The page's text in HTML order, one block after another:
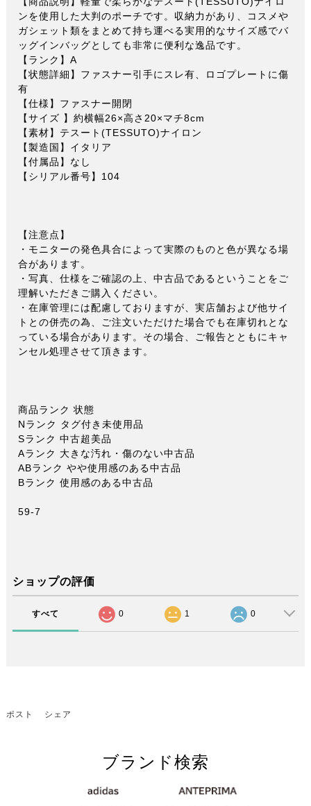
ンを使用した大判のポーチです。収納力があり、コスメや
ガシェット類をまとめて持ち運べる実用的なサイズ感でバ
ッグインバッグとしても非常に便利な逸品です。
【ランク】A
【状態詳細】ファスナー引手にスレ有、ロゴプレートに傷
有
【仕様】ファスナー開閉
【サイズ 】約横幅26×高さ20×マチ8cm
【素材】テスート(TESSUTO)ナイロン
【製造国】イタリア
【付属品】なし
【シリアル番号】104
【注意点】
・モニターの発色具合によって実際のものと色が異なる場
合があります。
・写真、仕様をご確認の上、中古品であるということをご
理解いただきご購入ください。
・在庫管理には配慮しておりますが、実店舗および他サイ
トとの併売の為、ご注文いただけた場合でも在庫切れとな
っている場合があります。その場合、ご報告とともにキャ
ンセル処理させて頂きます。
商品ランク 状態
Nランク タグ付き未使用品
Sランク 中古超美品
Aランク 大きな汚れ・傷のない中古品
ABランク やや使用感のある中古品
Bランク 使用感のある中古品
59-7
ショップの評価
すべて 0 1 0
シェア
ポスト
ブランド検索